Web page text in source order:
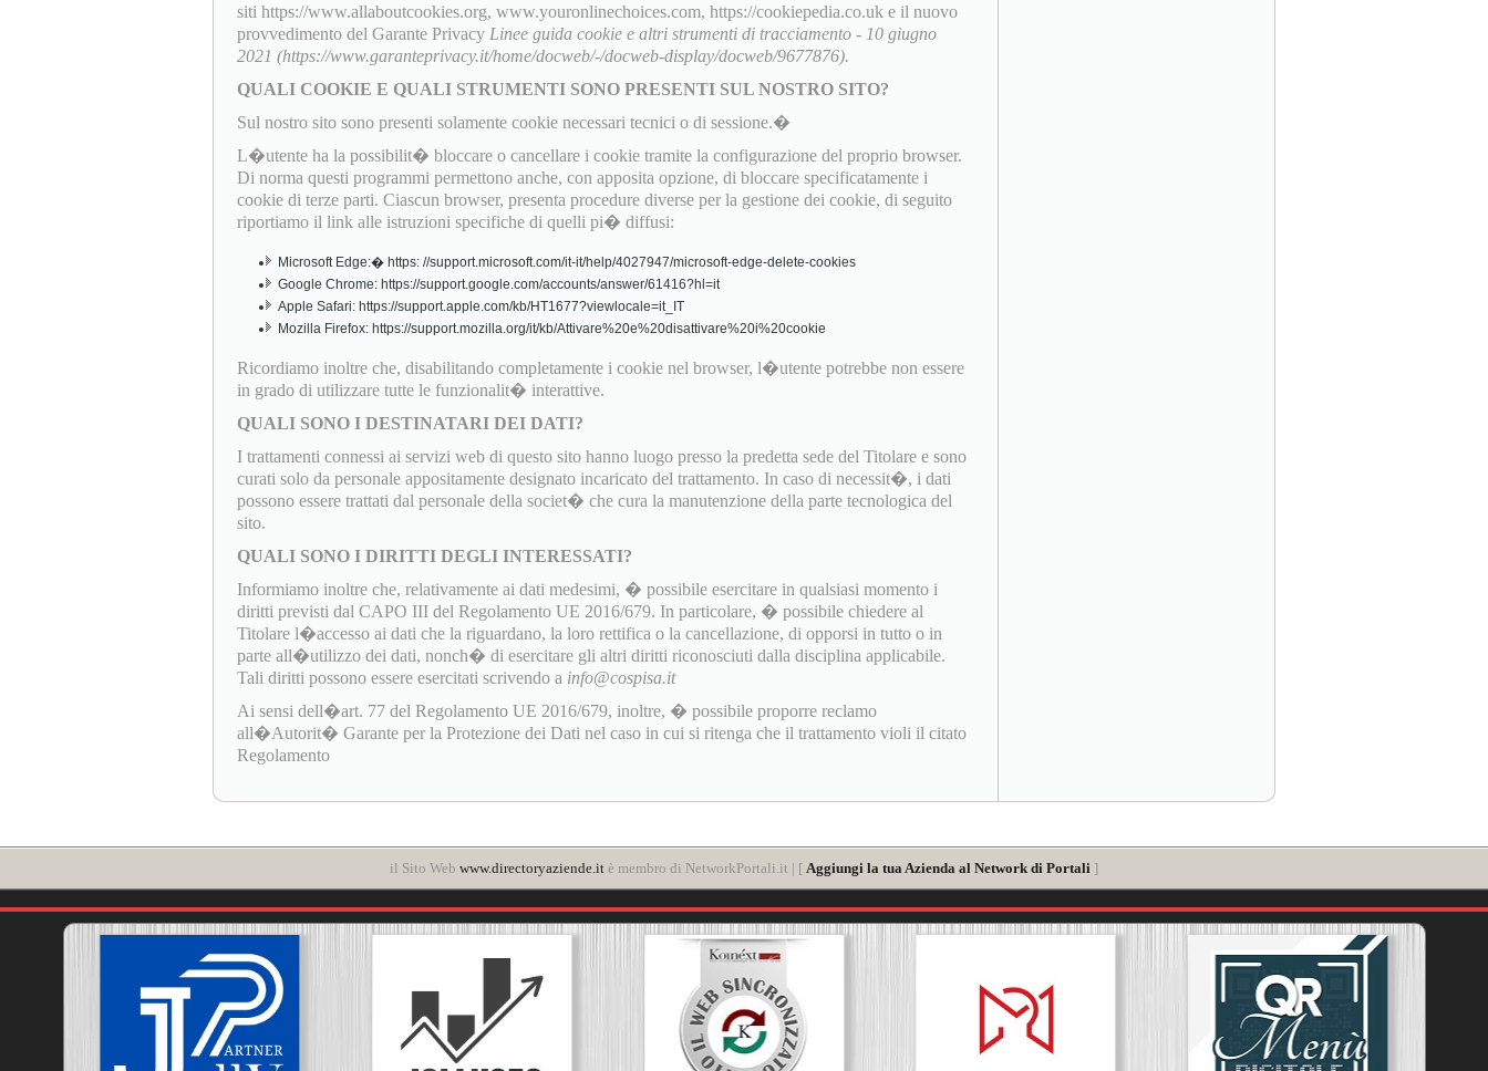
siti https://www.allaboutcookies.org, www.youronlinechoices.com, https://cookiepedia.co.uk e il nuovo
provvedimento del Garante Privacy Linee guida cookie e altri strumenti di tracciamento - 10 giugno
2021 (https://www.garanteprivacy.it/home/docweb/-/docweb-display/docweb/9677876).
QUALI COOKIE E QUALI STRUMENTI SONO PRESENTI SUL NOSTRO SITO?
Sul nostro sito sono presenti solamente cookie necessari tecnici o di sessione.�
L�utente ha la possibilit� bloccare o cancellare i cookie tramite la configurazione del proprio browser.
Di norma questi programmi permettono anche, con apposita opzione, di bloccare specificatamente i
cookie di terze parti. Ciascun browser, presenta procedure diverse per la gestione dei cookie, di seguito
riportiamo il link alle istruzioni specifiche di quelli pi� diffusi:
Microsoft Edge:� https: //support.microsoft.com/it-it/help/4027947/microsoft-edge-delete-cookies
Google Chrome: https://support.google.com/accounts/answer/61416?hl=it
Apple Safari: https://support.apple.com/kb/HT1677?viewlocale=it_IT
Mozilla Firefox: https://support.mozilla.org/it/kb/Attivare%20e%20disattivare%20i%20cookie
Ricordiamo inoltre che, disabilitando completamente i cookie nel browser, l�utente potrebbe non essere
in grado di utilizzare tutte le funzionalit� interattive.
QUALI SONO I DESTINATARI DEI DATI?
I trattamenti connessi ai servizi web di questo sito hanno luogo presso la predetta sede del Titolare e sono
curati solo da personale appositamente designato incaricato del trattamento. In caso di necessit�, i dati
possono essere trattati dal personale della societ� che cura la manutenzione della parte tecnologica del
sito.
QUALI SONO I DIRITTI DEGLI INTERESSATI?
Informiamo inoltre che, relativamente ai dati medesimi, � possibile esercitare in qualsiasi momento i
diritti previsti dal CAPO III del Regolamento UE 2016/679. In particolare, � possibile chiedere al
Titolare l�accesso ai dati che la riguardano, la loro rettifica o la cancellazione, di opporsi in tutto o in
parte all�utilizzo dei dati, nonch� di esercitare gli altri diritti riconosciuti dalla disciplina applicabile.
Tali diritti possono essere esercitati scrivendo a info@cospisa.it
Ai sensi dell�art. 77 del Regolamento UE 2016/679, inoltre, � possibile proporre reclamo
all�Autorit� Garante per la Protezione dei Dati nel caso in cui si ritenga che il trattamento violi il citato
Regolamento
il Sito Web www.directoryaziende.it è membro di NetworkPortali.it | [ Aggiungi la tua Azienda al Network di Portali ]